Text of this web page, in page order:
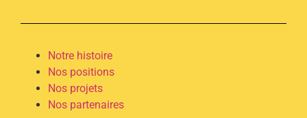
Notre histoire
Nos positions
Nos projets
Nos partenaires